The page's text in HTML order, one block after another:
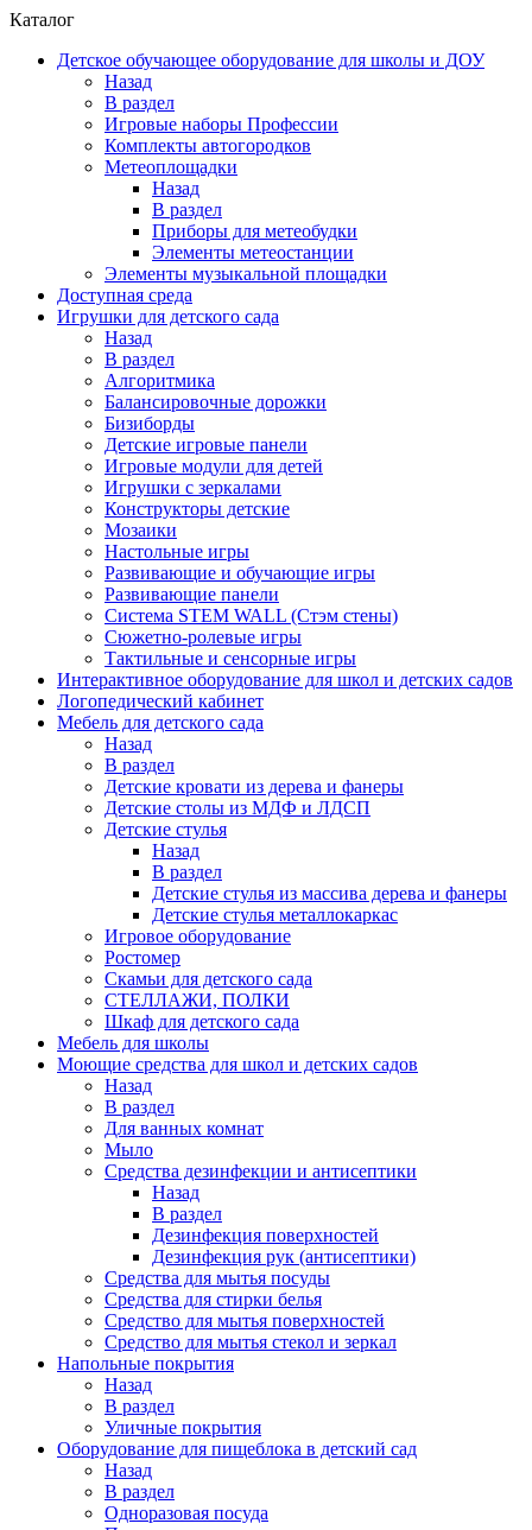
Каталог
Детское обучающее оборудование для школы и ДОУ
Назад
В раздел
Игровые наборы Профессии
Комплекты автогородков
Метеоплощадки
Назад
В раздел
Приборы для метеобудки
Элементы метеостанции
Элементы музыкальной площадки
Доступная среда
Игрушки для детского сада
Назад
В раздел
Алгоритмика
Балансировочные дорожки
Бизиборды
Детские игровые панели
Игровые модули для детей
Игрушки с зеркалами
Конструкторы детские
Мозаики
Настольные игры
Развивающие и обучающие игры
Развивающие панели
Система STEM WALL (Cтэм стены)
Сюжетно-ролевые игры
Тактильные и сенсорные игры
Интерактивное оборудование для школ и детских садов
Логопедический кабинет
Мебель для детского сада
Назад
В раздел
Детские кровати из дерева и фанеры
Детские столы из МДФ и ЛДСП
Детские стулья
Назад
В раздел
Детские стулья из массива дерева и фанеры
Детские стулья металлокаркас
Игровое оборудование
Ростомер
Скамьи для детского сада
СТЕЛЛАЖИ, ПОЛКИ
Шкаф для детского сада
Мебель для школы
Моющие средства для школ и детских садов
Назад
В раздел
Для ванных комнат
Мыло
Средства дезинфекции и антисептики
Назад
В раздел
Дезинфекция поверхностей
Дезинфекция рук (антисептики)
Средства для мытья посуды
Средства для стирки белья
Средство для мытья поверхностей
Средство для мытья стекол и зеркал
Напольные покрытия
Назад
В раздел
Уличные покрытия
Оборудование для пищеблока в детский сад
Назад
В раздел
Одноразовая посуда